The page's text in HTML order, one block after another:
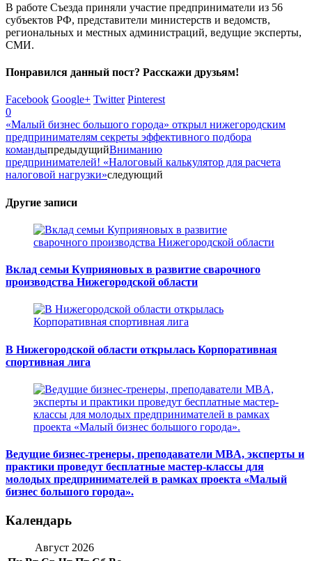
В работе Съезда приняли участие предприниматели из 56
субъектов РФ, представители министерств и ведомств,
региональных и местных администраций, ведущие эксперты,
СМИ.
Понравился данный пост? Расскажи друзьям!
Facebook Google+ Twitter Pinterest
0
«Малый бизнес большого города» открыл нижегородским
предпринимателям секреты эффективного подбора
командыпредыдущийВниманию
предпринимателей! «Налоговый калькулятор для расчета
налоговой нагрузки»следующий
Другие записи
Вклад семьи Куприяновых в развитие сварочного
производства Нижегородской области
В Нижегородской области открылась Корпоративная
спортивная лига
Ведущие бизнес-тренеры, преподаватели MBA, эксперты и
практики проведут бесплатные мастер-классы для
молодых предпринимателей в рамках проекта «Малый
бизнес большого города».
Календарь
Август 2026